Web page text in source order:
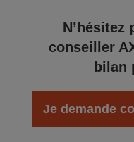
N’hésitez
conseiller
bilan
Je demande